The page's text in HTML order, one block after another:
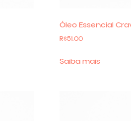
Óleo Essencial
R$51.00
Saiba mais